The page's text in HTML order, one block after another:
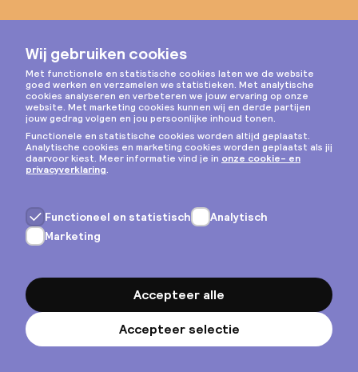
Instagram
Privacy & cookies
Algemene voorwaarden